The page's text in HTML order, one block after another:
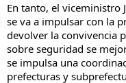
En tanto, el viceministro
se va a impulsar con la
devolver la convivencia
sobre seguridad se
se impulsa una
prefecturas y